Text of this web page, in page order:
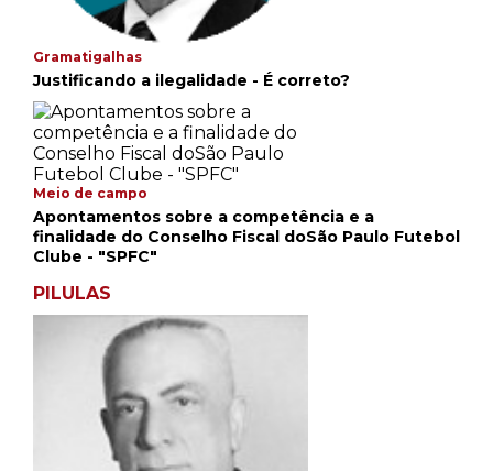
Gramatigalhas
Justificando a ilegalidade - É correto?
Meio de campo
Apontamentos sobre a competência e a
finalidade do Conselho Fiscal doSão Paulo Futebol
Clube - "SPFC"
PILULAS